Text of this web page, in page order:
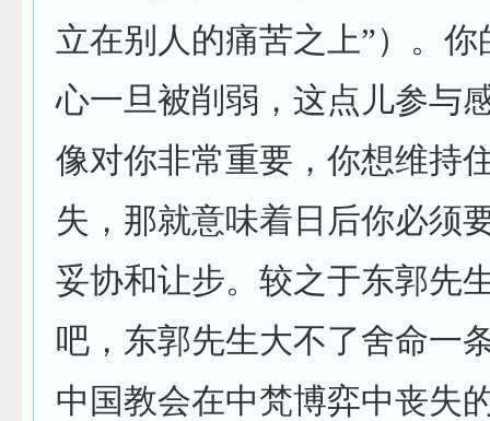
立在别人的痛苦之上”）。你
心一旦被削弱，这点儿参与
像对你非常重要，你想维持
失，那就意味着日后你必须
妥协和让步。较之于东郭先
吧，东郭先生大不了舍命一
中国教会在中梵博弈中丧失